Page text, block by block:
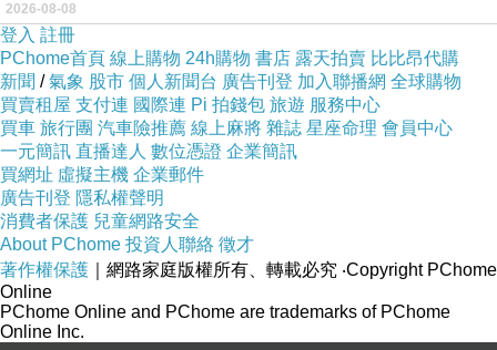
就無法交流了嗎？你會用肢體語言你會隨手畫個草圖你會
用最直白的大白話加上表情符號，現在的 AI 早就進化到了
這種「多模態」的境界。你可以隨手在紙上畫一個歪歪扭
扭的火箭草圖，拍張照傳給它，再用文字輔助：「幫我把
這個草圖，變成賽博朋克風的炫酷插畫。」——這不就是
和 AI 在玩「比手畫腳」嗎？你不需要精準的指令文法，只
需要發揮你生而為人的直覺。用「共情思維」，培養不可
替代的默契，AI 最缺乏的是情感，但它最擅長捕捉的，也
是人類在文字中流露的「意圖」。當你把 AI 當成一個「剛
來到大城市、充滿熱情卻有點呆萌的頂級實習生」，用人
2026-08-08
登入 註冊
PChome首頁 線上購物 24h購物 書店 露天拍賣 比比昂代購
新聞 /氣象 股市 個人新聞台 廣告刊登 加入聯播網 全球購物
買賣租屋 支付連 國際連 Pi 拍錢包 旅遊 服務中心
買車 旅行團 汽車險推薦 線上麻將 雜誌 星座命理 會員中心
一元簡訊 直播達人 數位憑證 企業簡訊
買網址 虛擬主機 企業郵件
廣告刊登 隱私權聲明
消費者保護 兒童網路安全
About PChome 投資人聯絡 徵才
著作權保護 ｜網路家庭版權所有、轉載必究 ‧Copyright PChome
Online
PChome Online and PChome are trademarks of PChome
Online Inc.